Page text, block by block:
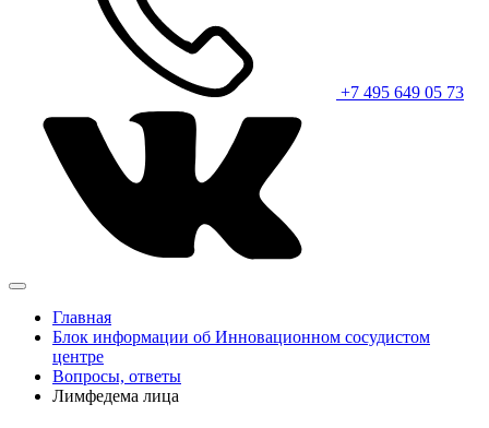
+7 495 649 05 73
Главная
Блок информации об Инновационном сосудистом
центре
Вопросы, ответы
Лимфедема лица